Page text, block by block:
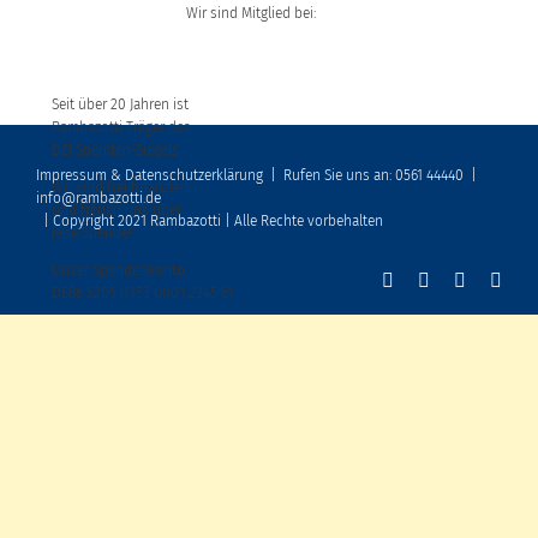
Wir sind Mitglied bei:
Seit über 20 Jahren ist
Rambazotti Träger des
DZI Spenden-Siegels
Wir sind frei finanziert
und freuen uns über
jede Spende!
Unser Spendenkonto:
DE86 5205 0353 0001 2345 61
Impressum & Datenschutzerklärung Rufen Sie uns an: 0561 44440
info@rambazotti.de
| Copyright 2021 Rambazotti | Alle Rechte vorbehalten